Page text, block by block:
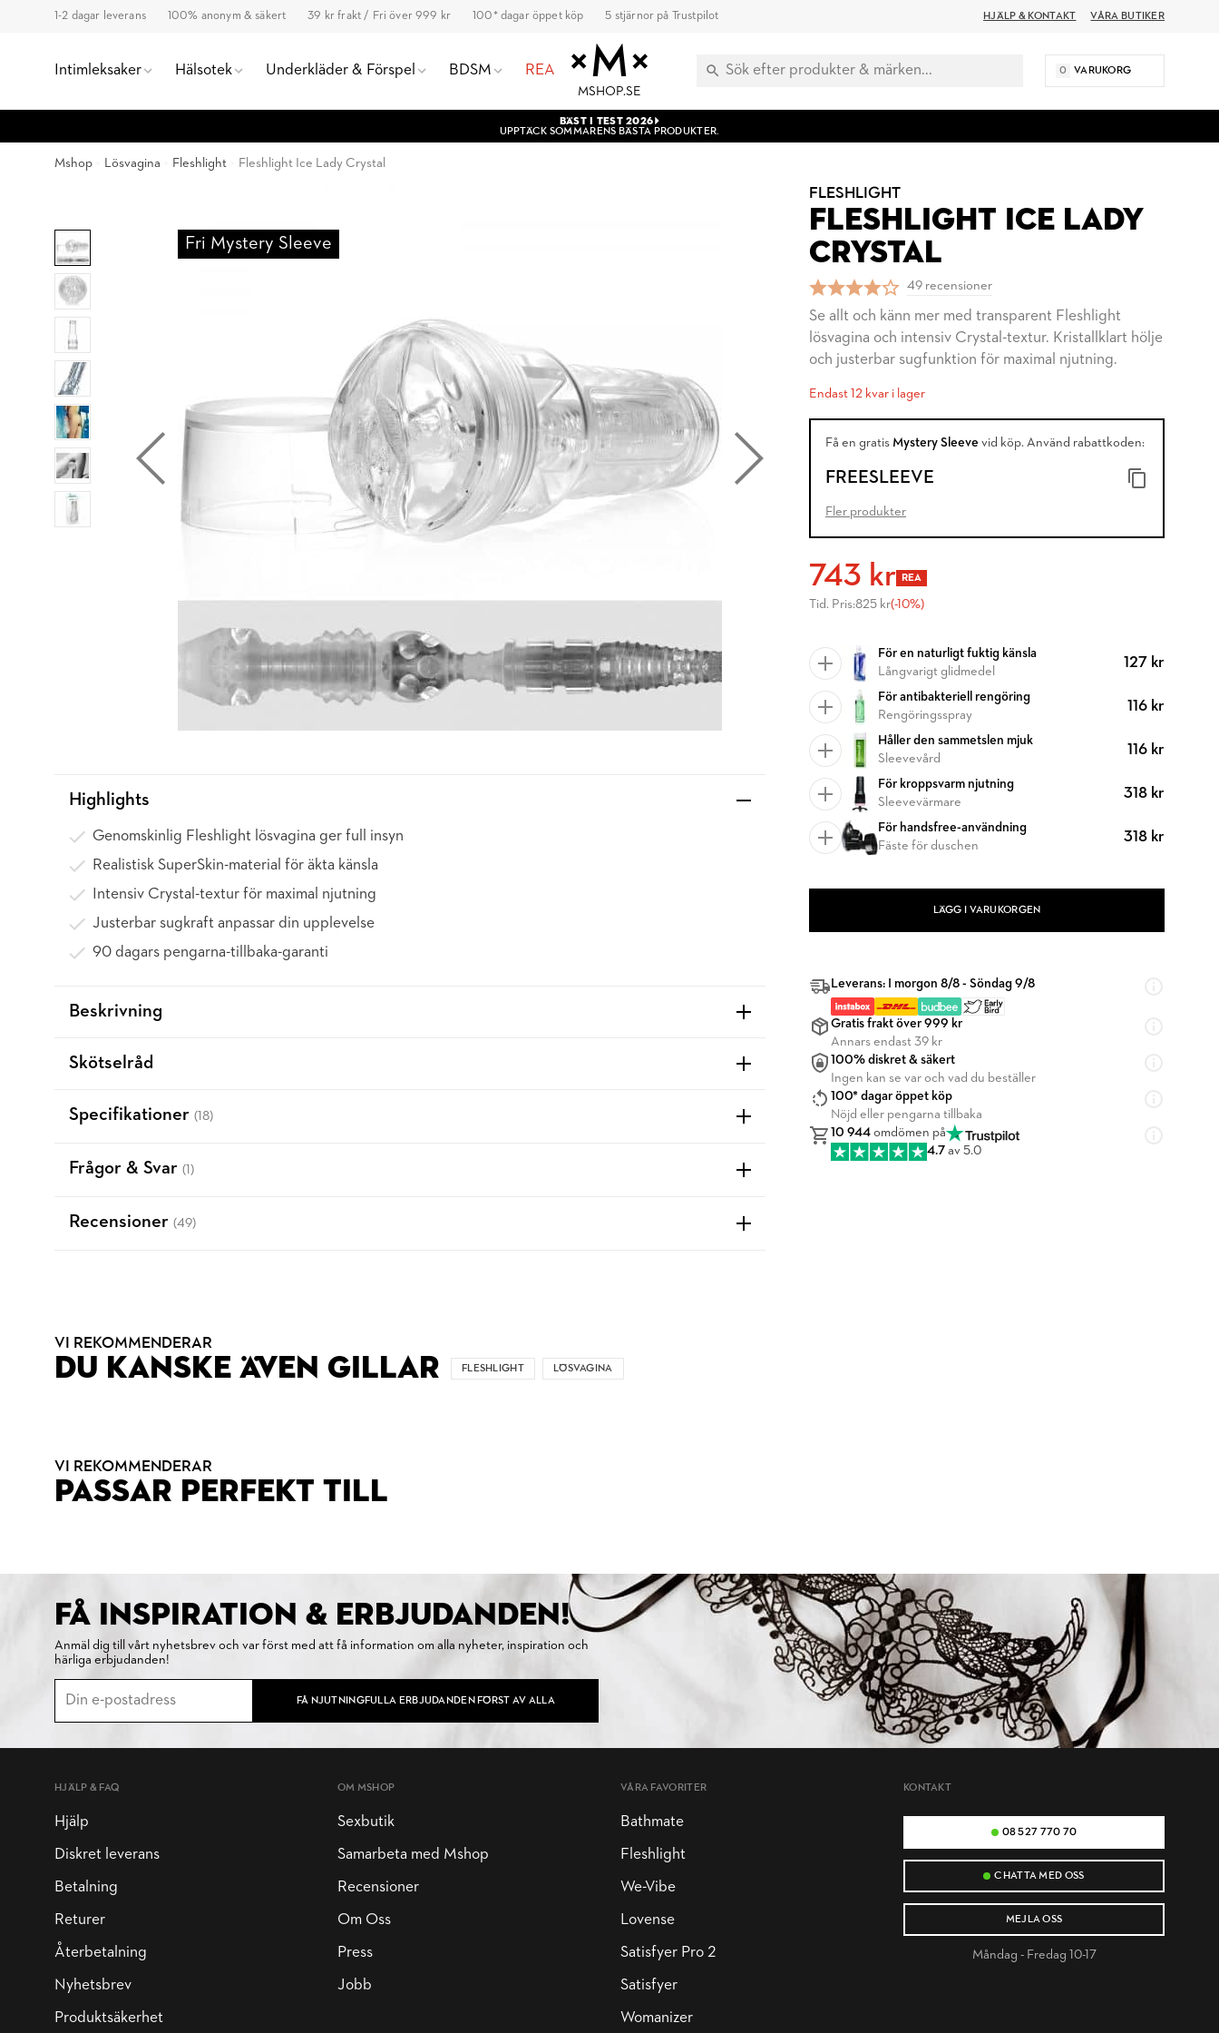
1-2 dagar leverans 100% anonym & säkert 39 kr frakt / Fri över 999 kr 100* dagar öppet köp 5 stjärnor på Trustpilot HJÄLP & KONTAKT VÅRA BUTIKER
Intimleksaker Hälsotek Underkläder & Förspel BDSM REA
MSHOP.SE
0 VARUKORG
BÄST I TEST 2026
UPPTÄCK SOMMARENS BÄSTA PRODUKTER.
Mshop Lösvagina Fleshlight Fleshlight Ice Lady Crystal
Fri Mystery Sleeve
FLESHLIGHT
FLESHLIGHT ICE LADY
CRYSTAL
49 recensioner
Se allt och känn mer med transparent Fleshlight
lösvagina och intensiv Crystal-textur. Kristallklart hölje
och justerbar sugfunktion för maximal njutning.
Endast 12 kvar i lager
Få en gratis Mystery Sleeve vid köp. Använd rabattkoden:
FREESLEEVE
Fler produkter
743 kr REA
Tid. Pris:825 kr(-10%)
För en naturligt fuktig känsla
Långvarigt glidmedel
127 kr
För antibakteriell rengöring
Rengöringsspray
116 kr
Håller den sammetslen mjuk
Sleevevård
116 kr
För kroppsvarm njutning
Sleevevärmare
318 kr
För handsfree-användning
Fäste för duschen
318 kr
LÄGG I VARUKORGEN
Leverans: I morgon 8/8 - Söndag 9/8
Gratis frakt över 999 kr
Annars endast 39 kr
100% diskret & säkert
Ingen kan se var och vad du beställer
100* dagar öppet köp
Nöjd eller pengarna tillbaka
10 944 omdömen på
4.7 av 5.0
Highlights
Genomskinlig Fleshlight lösvagina ger full insyn
Realistisk SuperSkin-material för äkta känsla
Intensiv Crystal-textur för maximal njutning
Justerbar sugkraft anpassar din upplevelse
90 dagars pengarna-tillbaka-garanti
Beskrivning
Skötselråd
Specifikationer (18)
Frågor & Svar (1)
Recensioner (49)
VI REKOMMENDERAR
DU KANSKE ÄVEN GILLAR FLESHLIGHT LÖSVAGINA
VI REKOMMENDERAR
PASSAR PERFEKT TILL
FÅ INSPIRATION & ERBJUDANDEN!
Anmäl dig till vårt nyhetsbrev och var först med att få information om alla nyheter, inspiration och
härliga erbjudanden!
FÅ NJUTNINGFULLA ERBJUDANDEN FÖRST AV ALLA
KONTAKT
08 527 770 70
CHATTA MED OSS
MEJLA OSS
Måndag - Fredag 10-17
HJÄLP & FAQ
Hjälp
Diskret leverans
Betalning
Returer
Återbetalning
Nyhetsbrev
Produktsäkerhet
OM MSHOP
Sexbutik
Samarbeta med Mshop
Recensioner
Om Oss
Press
Jobb
VÅRA FAVORITER
Bathmate
Fleshlight
We-Vibe
Lovense
Satisfyer Pro 2
Satisfyer
Womanizer